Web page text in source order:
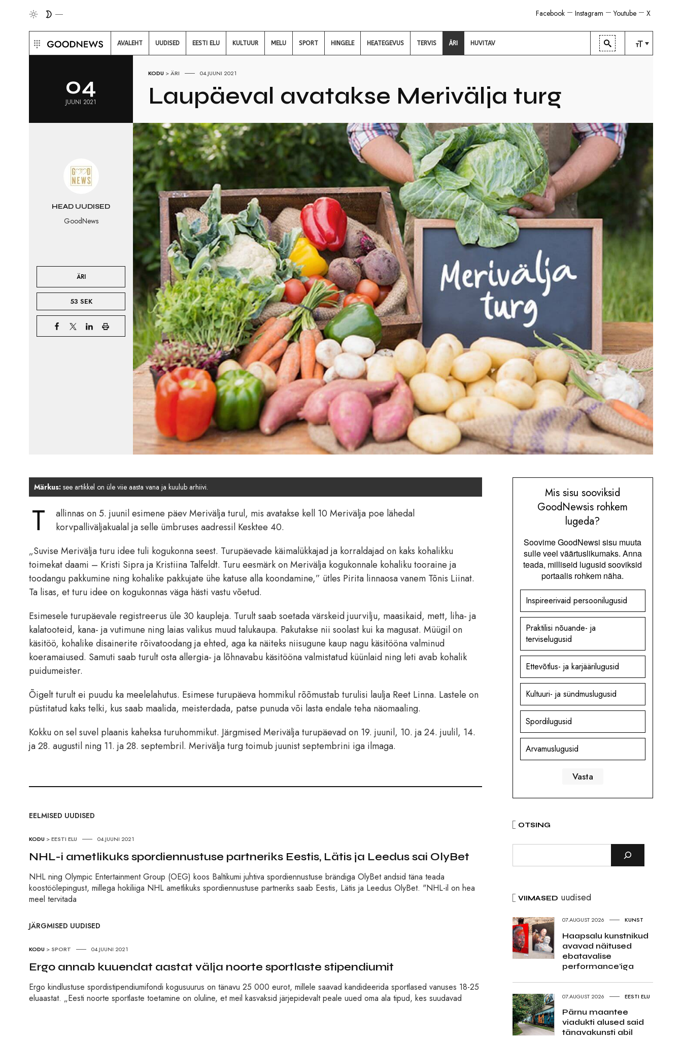
X
Youtube
Instagram
Facebook
AVALEHT UUDISED EESTI ELU KULTUUR MELU SPORT HINGELE HEATEGEVUS TERVIS ÄRI HUVITAV
04
JUUNI 2021
KODU >ÄRI 04.JUUNI 2021
Laupäeval avatakse Merivälja turg
HEAD UUDISED
GoodNews
ÄRI
53 SEK
Märkus: see artikkel on üle viie aasta vana ja kuulub arhiivi.
T
allinnas on 5. juunil esimene päev Merivälja turul, mis avatakse kell 10 Merivälja poe lähedal
korvpalliväljakualal ja selle ümbruses aadressil Kesktee 40.
„Suvise Merivälja turu idee tuli kogukonna seest. Turupäevade käimalükkajad ja korraldajad on kaks kohalikku
toimekat daami – Kristi Sipra ja Kristiina Talfeldt. Turu eesmärk on Merivälja kogukonnale kohaliku tooraine ja
toodangu pakkumine ning kohalike pakkujate ühe katuse alla koondamine,” ütles Pirita linnaosa vanem Tõnis Liinat.
Ta lisas, et turu idee on kogukonnas väga hästi vastu võetud.
Esimesele turupäevale registreerus üle 30 kaupleja. Turult saab soetada värskeid juurvilju, maasikaid, mett, liha- ja
kalatooteid, kana- ja vutimune ning laias valikus muud talukaupa. Pakutakse nii soolast kui ka magusat. Müügil on
käsitöö, kohalike disainerite rõivatoodang ja ehted, aga ka näiteks niisugune kaup nagu käsitööna valminud
koeramaiused. Samuti saab turult osta allergia- ja lõhnavabu käsitööna valmistatud küünlaid ning leti avab kohalik
puidumeister.
Õigelt turult ei puudu ka meelelahutus. Esimese turupäeva hommikul rõõmustab turulisi laulja Reet Linna. Lastele on
püstitatud kaks telki, kus saab maalida, meisterdada, patse punuda või lasta endale teha näomaaling.
Kokku on sel suvel plaanis kaheksa turuhommikut. Järgmised Merivälja turupäevad on 19. juunil, 10. ja 24. juulil, 14.
ja 28. augustil ning 11. ja 28. septembril. Merivälja turg toimub juunist septembrini iga ilmaga.
EELMISED UUDISED
KODU >EESTI ELU 04.JUUNI 2021
NHL-i ametlikuks spordiennustuse partneriks Eestis, Lätis ja Leedus sai OlyBet
NHL ning Olympic Entertainment Group (OEG) koos Baltikumi juhtiva spordiennustuse brändiga OlyBet andsid täna teada
koostöölepingust, millega hokiliiga NHL ametlikuks spordiennustuse partneriks saab Eestis, Lätis ja Leedus OlyBet. "NHL-il on hea
meel tervitada
JÄRGMISED UUDISED
KODU > SPORT 04.JUUNI 2021
Ergo annab kuuendat aastat välja noorte sportlaste stipendiumit
Ergo kindlustuse spordistipendiumifondi kogusuurus on tänavu 25 000 eurot, millele saavad kandideerida sportlased vanuses 18-25
eluaastat. „Eesti noorte sportlaste toetamine on oluline, et meil kasvaksid järjepidevalt peale uued oma ala tipud, kes suudavad
Mis sisu sooviksid
GoodNewsis rohkem
lugeda?
Soovime GoodNewsi sisu muuta
sulle veel väärtuslikumaks. Anna
teada, milliseid lugusid sooviksid
portaalis rohkem näha.
Inspireerivaid persoonilugusid
Praktilisi nõuande- ja
terviselugusid
Ettevõtlus- ja karjäärilugusid
Kultuuri- ja sündmuslugusid
Spordilugusid
Arvamuslugusid
OTSING
VIIMASED uudised
07.AUGUST 2026 KUNST
Haapsalu kunstnikud
avavad näitused
ebatavalise
performance’iga
07.AUGUST 2026 EESTI ELU
Pärnu maantee
viadukti alused said
tänavakunsti abil